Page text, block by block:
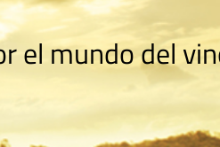
el mundo del